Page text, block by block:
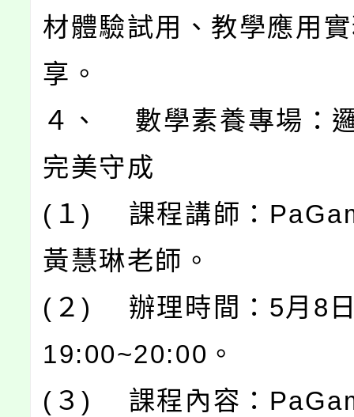
材體驗試用、教學應用
享。
４、 數學素養專場：
完美守成
(１) 課程講師：
黃慧琳老師。
(２) 辦理時間：5月8
19:00~20:00。
(３) 課程內容：